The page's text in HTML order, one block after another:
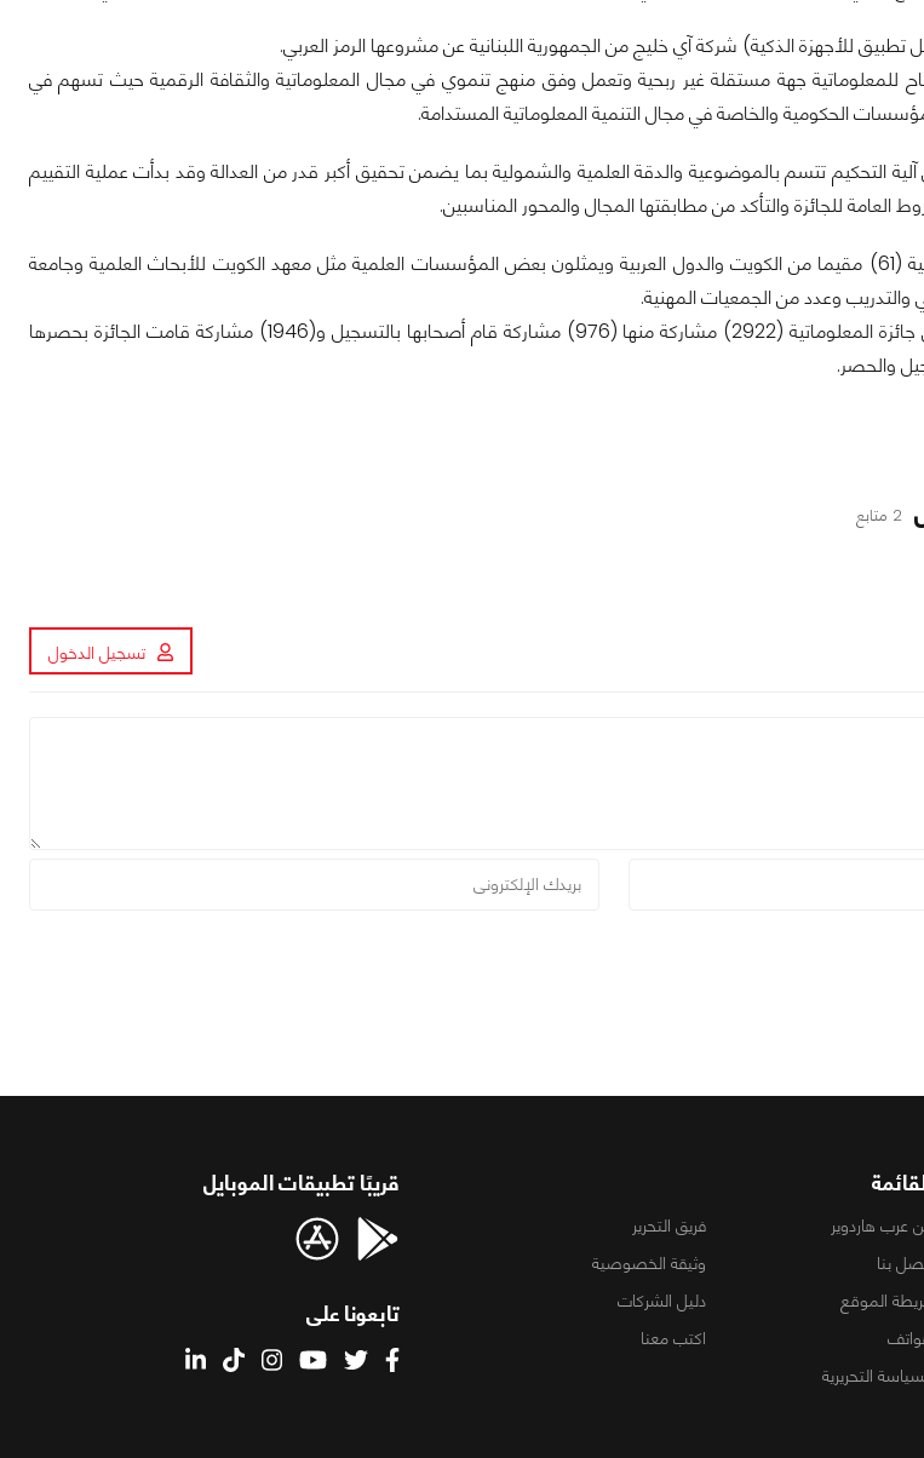
للأجهزة الذكية) شركة آي خليج من الجمهورية اللبنانية عن مشروعها الرمز العربي.
للمعلوماتية جهة مستقلة غير ربحية وتعمل وفق منهج تنموي في مجال المعلوماتية والثقافة الرقمية حيث تسهم في
الحكومية والخاصة في مجال التنمية المعلوماتية المستدامة.
التحكيم تتسم بالموضوعية والدقة العلمية والشمولية بما يضمن تحقيق أكبر قدر من العدالة وقد بدأت عملية التقييم
للجائزة والتأكد من مطابقتها المجال والمحور المناسبين.
وقد شارك في تقييم جائزة المعلوماتية (61) مقيما من الكويت والدول العربية ويمثلون بعض المؤسسات العلمية مثل معهد الكويت للأبحاث العلمية وجامعة
والتدريب وعدد من الجمعيات المهنية.
وقد بلغت المشاركات المتنافسة على جائزة المعلوماتية (2922) مشاركة منها (976) مشاركة قام أصحابها بالتسجيل و(1946) مشاركة قامت الجائزة بحصرها
والحصر.
2 متابع
تسجيل الدخول
عرب هاردوير
فريق التحرير
بنا
وثيقة الخصوصية
الموقع
دليل الشركات
اكتب معنا
التحريرية
قريبًا تطبيقات الموبايل
تابعونا على